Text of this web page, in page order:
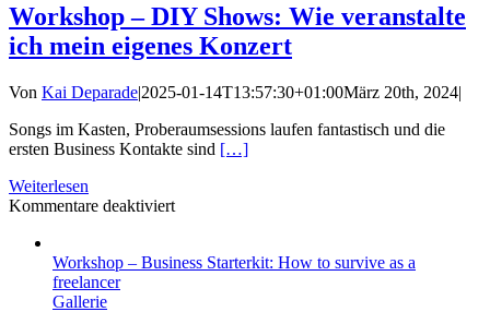
Workshop – DIY Shows: Wie veranstalte
ich mein eigenes Konzert
Von Kai Deparade|2025-01-14T13:57:30+01:00März 20th, 2024|
Songs im Kasten, Proberaumsessions laufen fantastisch und die
ersten Business Kontakte sind […]
Weiterlesen
Kommentare deaktiviertfür
DIY
Workshop – Business Starterkit: How to survive as a
freelancer
Gallerie